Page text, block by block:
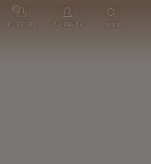
חפשי החשבון שלי סל הקניות
0